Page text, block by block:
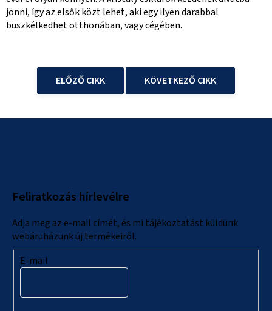
jönni, így az elsők közt lehet, aki egy ilyen darabbal
büszkélkedhet otthonában, vagy cégében.
ELŐZŐ CIKK KÖVETKEZŐ CIKK
Feliratkozás hírlevélre
Adja meg az e-mail címét, és mi tájékoztatást küldünk
webáruházunk új termékeiről.
E-mail